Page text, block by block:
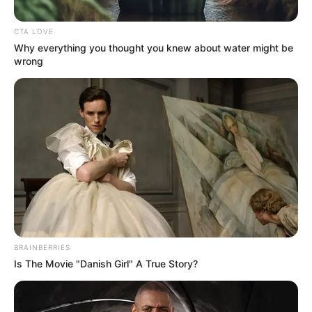
Magnific - www.magnific.com
Bogotá será sede de un encuentro sobre empleo
inclusivo, tecnología y accesibilidad digital.
Por:Sophia Salamanca Gómez
Mayo 19, 2026
CTA LOVE
Why everything you thought you knew about water might be
wrong
BRAINBERRIES
Is The Movie "Danish Girl" A True Story?